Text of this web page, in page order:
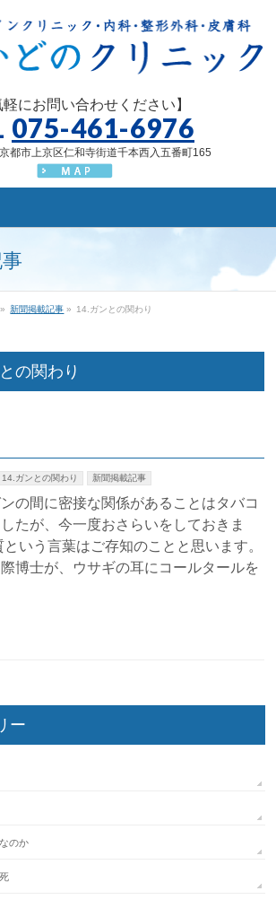
軽にお問い合わせください】
075-461-6976
都市上京区仁和寺街道千本西入五番町165
» 新聞掲載記事 » 14.ガンとの関わり
の関わり
14.ガンとの関わり 新聞掲載記事
の間に密接な関係があることはタバコ
たが、今一度おさらいをしておきま
いう言葉はご存知のことと思います。
博士が、ウサギの耳にコールタールを
ー
のか